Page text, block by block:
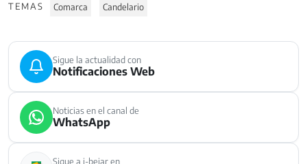
TEMAS Comarca Candelario
Sigue la actualidad con
Notificaciones Web
Noticias en el canal de
WhatsApp
Sigue a i-bejar en